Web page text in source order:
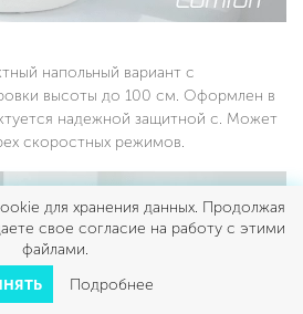
напольный вариант с
высоты до 100 см. Оформлен в
надежной защитной с. Может
скоростных режимов.
для хранения данных. Продолжая
свое согласие на работу с этими
файлами.
Подробнее